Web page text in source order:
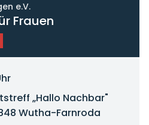
e.V.
Frauen
„Hallo Nachbar"
Wutha-Farnroda